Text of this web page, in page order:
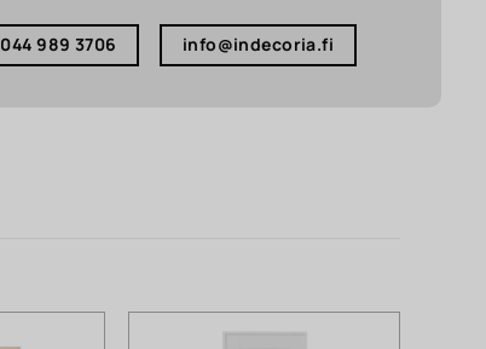
044 989 3706 info@indecoria.fi